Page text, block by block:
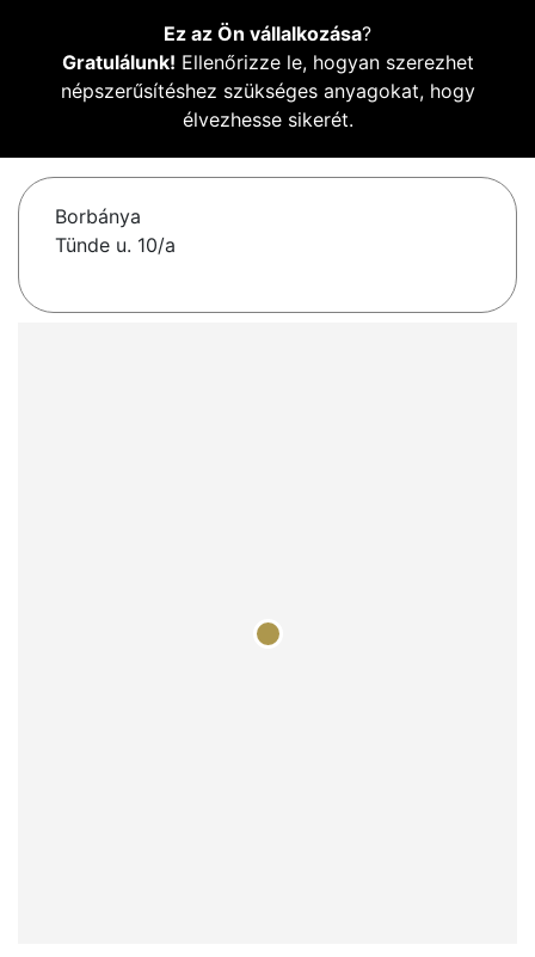
Ez az Ön vállalkozása?
Gratulálunk! Ellenőrizze le, hogyan szerezhet
népszerűsítéshez szükséges anyagokat, hogy
élvezhesse sikerét.
Borbánya
Tünde u. 10/a